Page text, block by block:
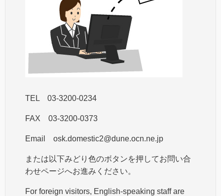
TEL 03-3200-0234
FAX 03-3200-0373
Email osk.domestic2@dune.ocn.ne.jp
または以下みどり色のボタンを押してお問い合
わせページへお進みください。
For foreign visitors, English-speaking staff are